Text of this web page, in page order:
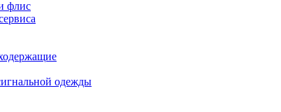
флис
одежды